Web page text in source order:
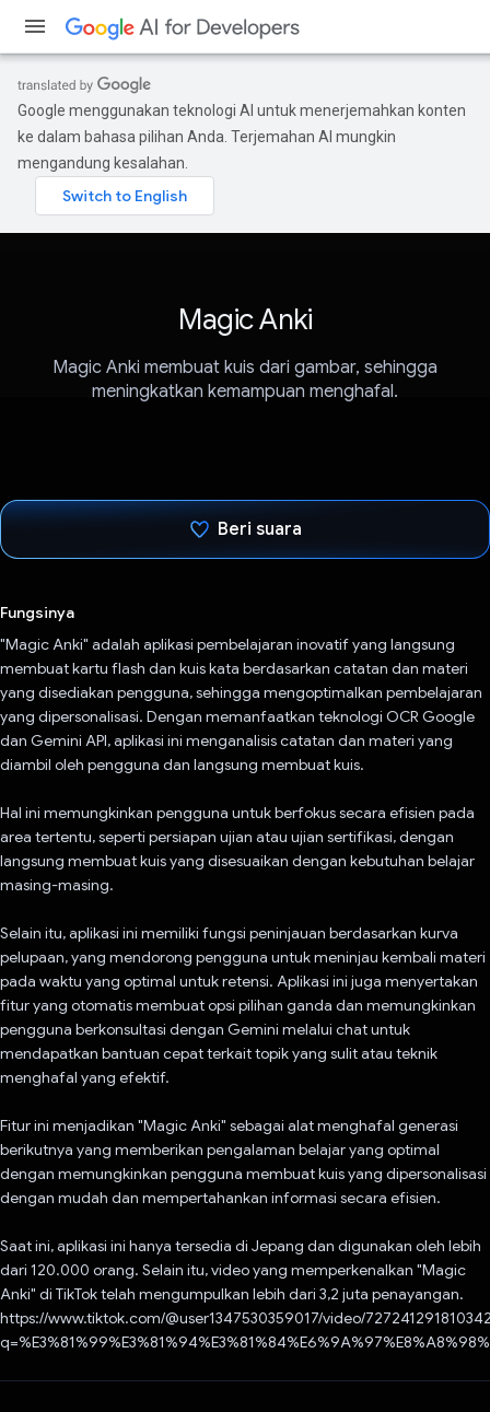
Google menggunakan teknologi AI untuk menerjemahkan konten
ke dalam bahasa pilihan Anda. Terjemahan AI mungkin
mengandung kesalahan.
Magic Anki
Magic Anki membuat kuis dari gambar, sehingga
meningkatkan kemampuan menghafal.
Beri suara
Fungsinya
"Magic Anki" adalah aplikasi pembelajaran inovatif yang langsung
membuat kartu flash dan kuis kata berdasarkan catatan dan materi
yang disediakan pengguna, sehingga mengoptimalkan pembelajaran
yang dipersonalisasi. Dengan memanfaatkan teknologi OCR Google
dan Gemini API, aplikasi ini menganalisis catatan dan materi yang
diambil oleh pengguna dan langsung membuat kuis.
Hal ini memungkinkan pengguna untuk berfokus secara efisien pada
area tertentu, seperti persiapan ujian atau ujian sertifikasi, dengan
langsung membuat kuis yang disesuaikan dengan kebutuhan belajar
masing-masing.
Selain itu, aplikasi ini memiliki fungsi peninjauan berdasarkan kurva
pelupaan, yang mendorong pengguna untuk meninjau kembali materi
pada waktu yang optimal untuk retensi. Aplikasi ini juga menyertakan
fitur yang otomatis membuat opsi pilihan ganda dan memungkinkan
pengguna berkonsultasi dengan Gemini melalui chat untuk
mendapatkan bantuan cepat terkait topik yang sulit atau teknik
menghafal yang efektif.
Fitur ini menjadikan "Magic Anki" sebagai alat menghafal generasi
berikutnya yang memberikan pengalaman belajar yang optimal
dengan memungkinkan pengguna membuat kuis yang dipersonalisasi
dengan mudah dan mempertahankan informasi secara efisien.
Saat ini, aplikasi ini hanya tersedia di Jepang dan digunakan oleh lebih
dari 120.000 orang. Selain itu, video yang memperkenalkan "Magic
Anki" di TikTok telah mengumpulkan lebih dari 3,2 juta penayangan.
https://www.tiktok.com/@user1347530359017/video/